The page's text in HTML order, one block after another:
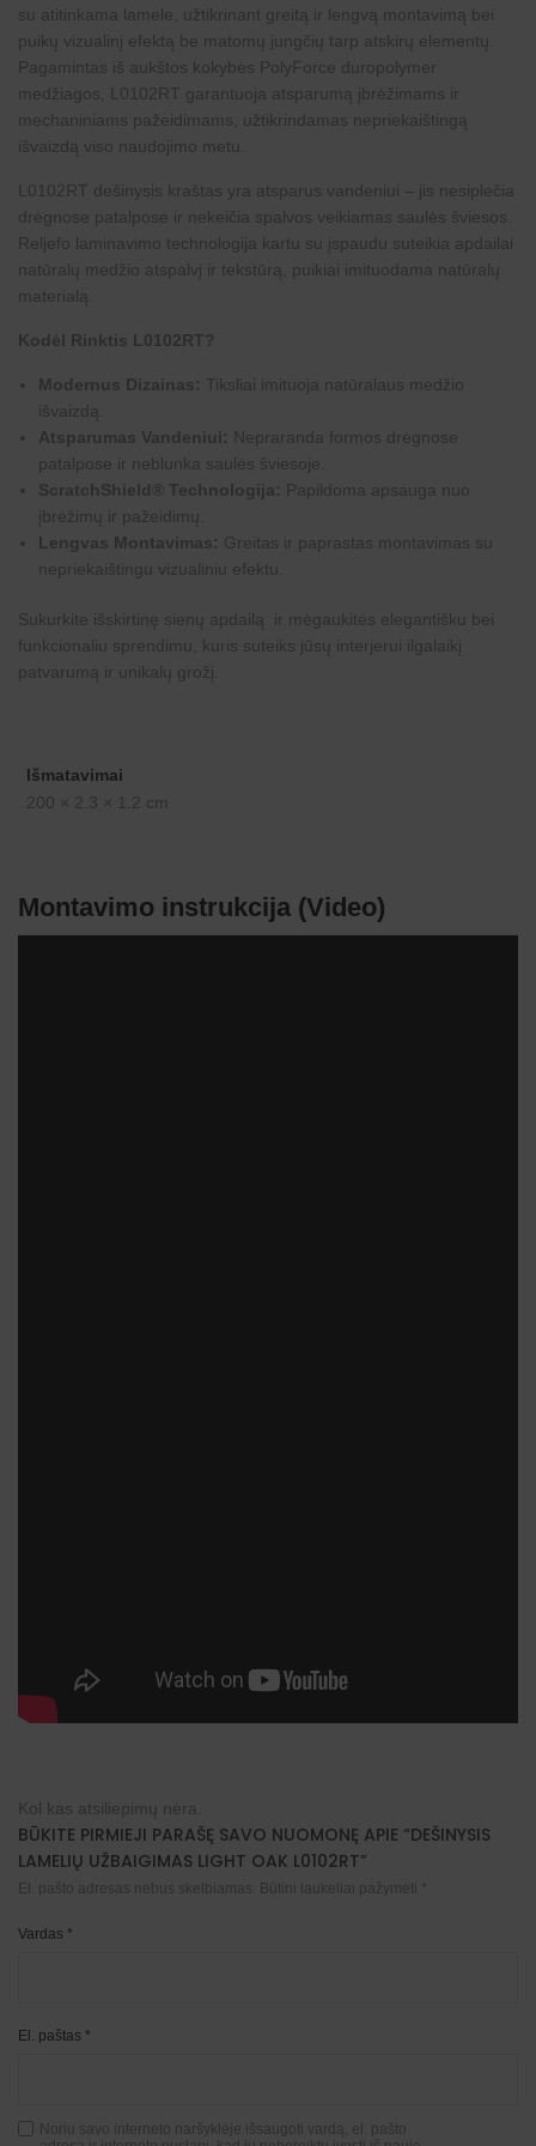
su atitinkama lamele, užtikrinant greitą ir lengvą montavimą bei
puikų vizualinį efektą be matomų jungčių tarp atskirų elementų.
Pagamintas iš aukštos kokybės PolyForce duropolymer
medžiagos, L0102RT garantuoja atsparumą įbrėžimams ir
mechaniniams pažeidimams, užtikrindamas nepriekaištingą
išvaizdą viso naudojimo metu.
L0102RT dešinysis kraštas yra atsparus vandeniui – jis nesiplečia
drėgnose patalpose ir nekeičia spalvos veikiamas saulės šviesos.
Reljefo laminavimo technologija kartu su įspaudu suteikia apdailai
natūralų medžio atspalvį ir tekstūrą, puikiai imituodama natūralų
materialą.
Kodėl Rinktis L0102RT?
Modernus Dizainas: Tiksliai imituoja natūralaus medžio
išvaizdą.
Atsparumas Vandeniui: Nepraranda formos drėgnose
patalpose ir neblunka saulės šviesoje.
ScratchShield® Technologija: Papildoma apsauga nuo
įbrėžimų ir pažeidimų.
Lengvas Montavimas: Greitas ir paprastas montavimas su
nepriekaištingu vizualiniu efektu.
Sukurkite išskirtinę sienų apdailą ir mėgaukitės elegantišku bei
funkcionaliu sprendimu, kuris suteiks jūsų interjerui ilgalaikį
patvarumą ir unikalų grožį.
Išmatavimai
200 × 2.3 × 1.2 cm
Montavimo instrukcija (Video)
Kol kas atsiliepimų nėra.
BŪKITE PIRMIEJI PARAŠĘ SAVO NUOMONĘ APIE “DEŠINYSIS
LAMELIŲ UŽBAIGIMAS LIGHT OAK L0102RT”
El. pašto adresas nebus skelbiamas. Būtini laukeliai pažymėti
Vardas *
El. paštas *
Noriu savo interneto naršyklėje išsaugoti vardą, el. pašto